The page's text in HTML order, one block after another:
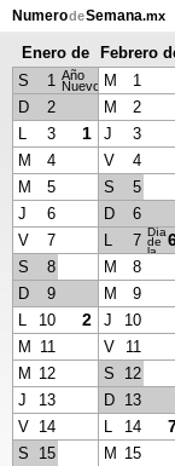
NumerodeSemana.mx
Calendario con
Privacidad y galletas
Enero de
2028
Febrero
2028
S 1 Año
Nuevo M 1
D
2 M 2
L
3 1 J 3
M
4 V 4
M
5 S 5
J 6 D 6
V
7 L 7 Día
de
la
S
8 M 8
D
9 M 9
L
10 2 J 10
M
11 V 11
M 12 S 12
J 13 D 13
V 14 L 14
S
15 M 15